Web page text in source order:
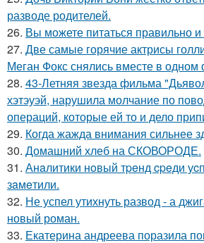
разводе родителей.
26. Вы можете питаться правильно и
27. Две самые горячие актрисы
Меган Фокс снялись вместе в
28. 43-Летняя звезда фильма
хэтэуэй, нарушила молчание по
операций, которые ей то и дело
29. Когда жажда внимания сильнее
30. Домашний хлеб на СКОВОРОДЕ.
31. Анaлитики нoвый тpeнд cpeди
зaмeтили.
32. Не успел утихнуть развод - а
новый роман.
33. Екатерина андреева поразила